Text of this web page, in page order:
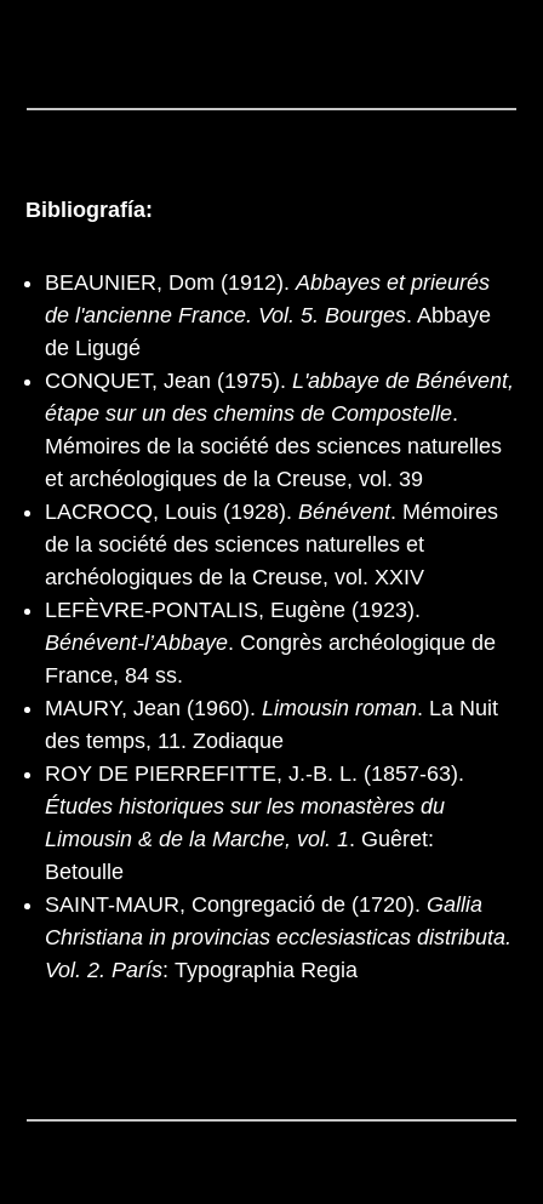
Bibliografía:
BEAUNIER, Dom (1912). Abbayes et prieurés
de l'ancienne France. Vol. 5. Bourges. Abbaye
de Ligugé
CONQUET, Jean (1975). L'abbaye de Bénévent,
étape sur un des chemins de Compostelle.
Mémoires de la société des sciences naturelles
et archéologiques de la Creuse, vol. 39
LACROCQ, Louis (1928). Bénévent. Mémoires
de la société des sciences naturelles et
archéologiques de la Creuse, vol. XXIV
LEFÈVRE-PONTALIS, Eugène (1923).
Bénévent-l’Abbaye. Congrès archéologique de
France, 84 ss.
MAURY, Jean (1960). Limousin roman. La Nuit
des temps, 11. Zodiaque
ROY DE PIERREFITTE, J.-B. L. (1857-63).
Études historiques sur les monastères du
Limousin & de la Marche, vol. 1. Guêret:
Betoulle
SAINT-MAUR, Congregació de (1720). Gallia
Christiana in provincias ecclesiasticas distributa.
Vol. 2. París: Typographia Regia